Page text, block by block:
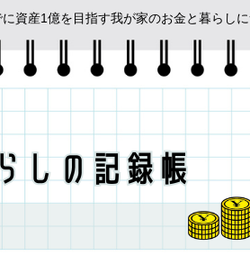
産1億を目指す我が家のお金と暮らしに